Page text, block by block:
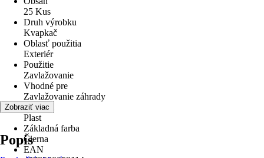
25 Kus
Druh výrobku
Kvapkač
Oblasť použitia
Exteriér
Použitie
Zavlažovanie
Vhodné pre
Zavlažovanie záhrady
Materiál
Plast
Základná farba
Čierna
EAN
Zobraziť viac
Popis